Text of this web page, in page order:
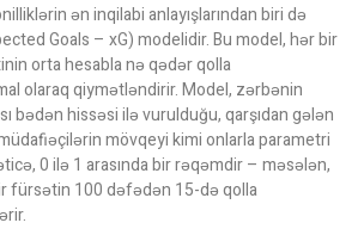
ən inqilabi anlayışlarından biri də
Goals – xG) modelidir. Bu model, hər bir
orta hesabla nə qədər qolla
olaraq qiymətləndirir. Model, zərbənin
bədən hissəsi ilə vurulduğu, qarşıdan gələn
mövqeyi kimi onlarla parametri
0 ilə 1 arasında bir rəqəmdir – məsələn,
fürsətin 100 dəfədən 15-də qolla